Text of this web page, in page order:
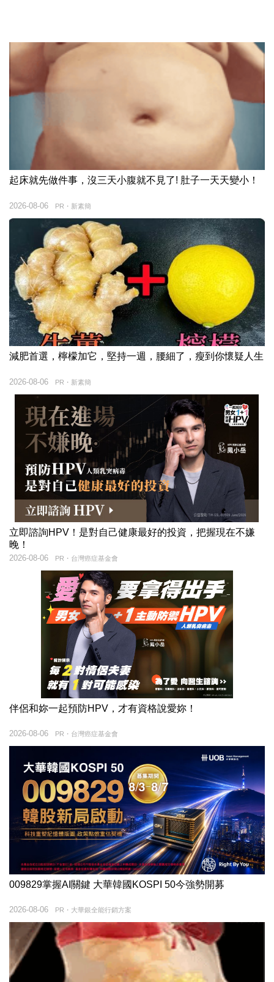
起床就先做件事，沒三天小腹就不見了! 肚子一天天變小！
PR・新素簡
2026-08-06
減肥首選，檸檬加它，堅持一週，腰細了，瘦到你懷疑人生
PR・新素簡
2026-08-06
立即諮詢HPV！是對自己健康最好的投資，把握現在不嫌
晚！
PR・台灣癌症基金會
2026-08-06
伴侶和妳一起預防HPV，才有資格說愛妳！
PR・台灣癌症基金會
2026-08-06
009829掌握AI關鍵 大華韓國KOSPI 50今強勢開募
PR・大華銀全能行銷方案
2026-08-06